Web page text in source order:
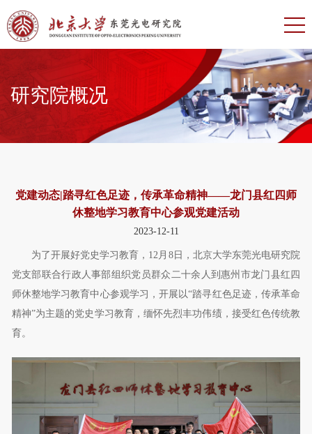
研究院概况
党建动态|踏寻红色足迹，传承革命精神——龙门县红四师
休整地学习教育中心参观党建活动
2023-12-11
为了开展好党史学习教育， 12 月 8日，北京大学东莞光电研究院
党支部联合行政人事部组织党员群众二十余人到惠州市龙门县红四
师休整地学习教育中心参观学习，开展以“踏寻红色足迹，传承革命
精神”为主题的党史学习教育，缅怀先烈丰功伟绩，接受红色传统教
育。